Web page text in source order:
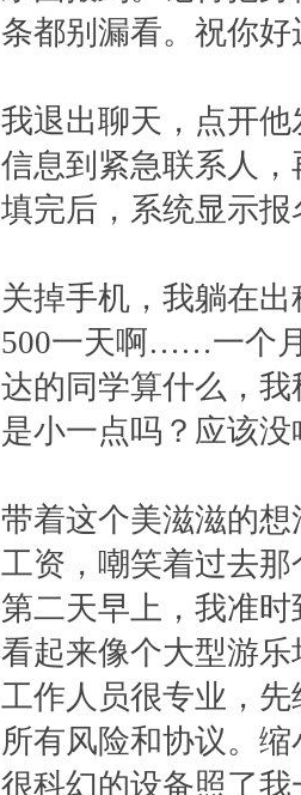
条都别漏看。祝你
我退出聊天，点开
信息到紧急联系人
填完后，系统显示
关掉手机，我躺在
500一天啊……一个
达的同学算什么，
是小一点吗？应该
带着这个美滋滋的
工资，嘲笑着过去
第二天早上，我准
看起来像个大型游
工作人员很专业，
所有风险和协议。
很科幻的设备照了